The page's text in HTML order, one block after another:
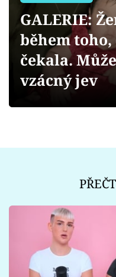
Videa
Sledujte prima+
GALERIE:
během
čekala.
vzácný jev